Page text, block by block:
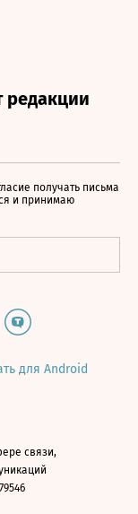
получать письма
и принимаю
для Android
связи,